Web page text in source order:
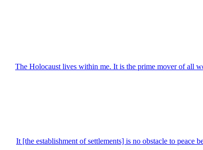
The Holocaust lives within me. It is the prime mover of all
It [the establishment of settlements] is no obstacle to